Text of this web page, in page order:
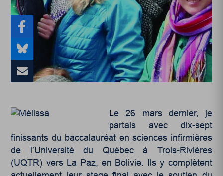
Le 26 mars dernier, je
partais avec dix-sept
finissants du baccalauréat en sciences infirmières
de l’Université du Québec à Trois-Rivières
(UQTR) vers La Paz, en Bolivie. Ils y complètent